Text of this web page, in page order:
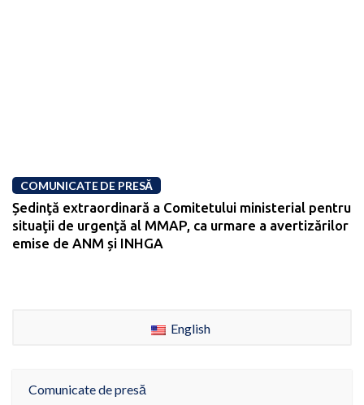
COMUNICATE DE PRESĂ
Ședinţă extraordinară a Comitetului ministerial pentru
situaţii de urgenţă al MMAP, ca urmare a avertizărilor
emise de ANM și INHGA
English
Comunicate de presă